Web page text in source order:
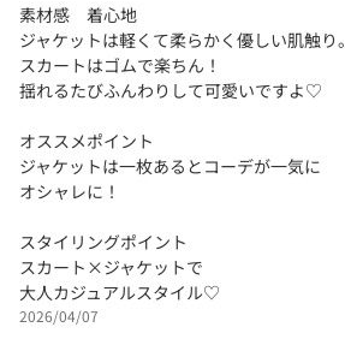
素材感 着心地
ジャケットは軽くて柔らかく優しい肌触り。
スカートはゴムで楽ちん！
揺れるたびふんわりして可愛いですよ♡
オススメポイント
ジャケットは一枚あるとコーデが一気に
オシャレに！
スタイリングポイント
スカート×ジャケットで
大人カジュアルスタイル♡
2026/04/07